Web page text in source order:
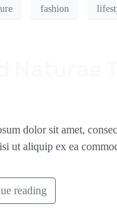
fashion
dolor sit amet,
ut aliquip ex ea
reading